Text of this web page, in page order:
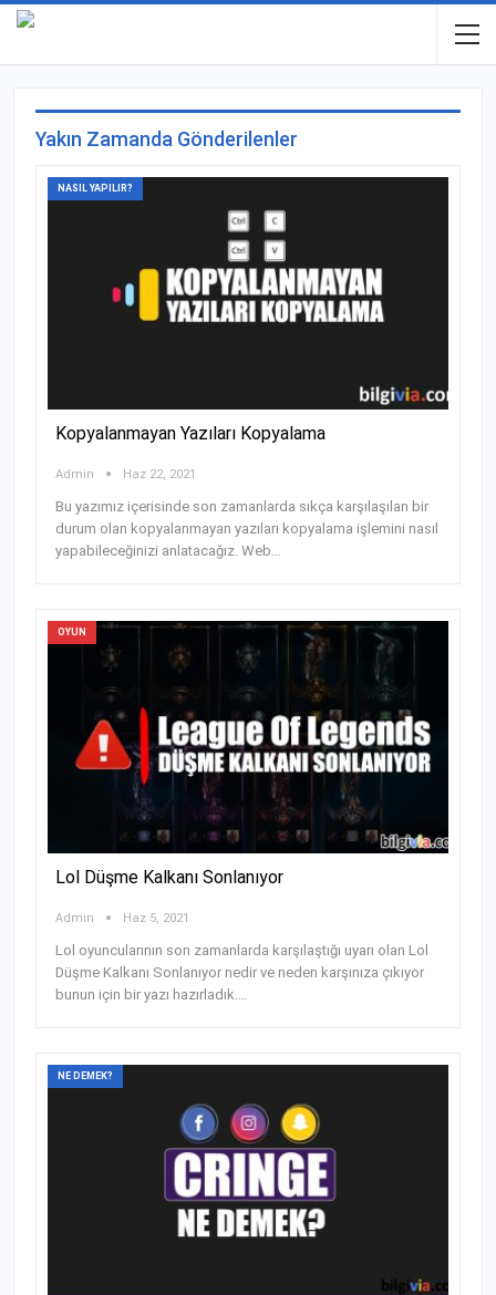
Yakın Zamanda Gönderilenler
NASIL YAPILIR?
Kopyalanmayan Yazıları Kopyalama
Admin Haz 22, 2021
Bu yazımız içerisinde son zamanlarda sıkça karşılaşılan bir
durum olan kopyalanmayan yazıları kopyalama işlemini nasıl
yapabileceğinizi anlatacağız. Web…
OYUN
Lol Düşme Kalkanı Sonlanıyor
Admin Haz 5, 2021
Lol oyuncularının son zamanlarda karşılaştığı uyarı olan Lol
Düşme Kalkanı Sonlanıyor nedir ve neden karşınıza çıkıyor
bunun için bir yazı hazırladık.…
NE DEMEK?